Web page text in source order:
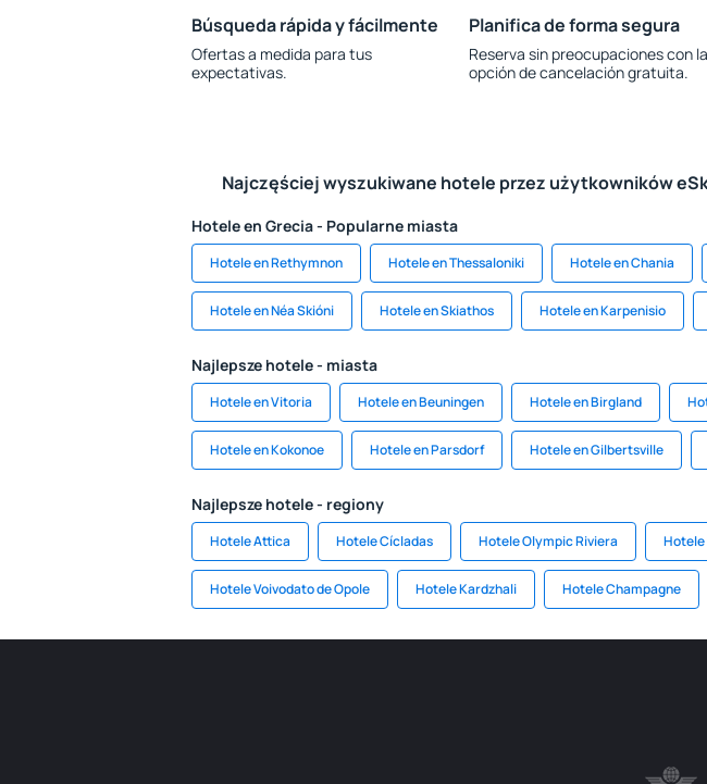
Búsqueda rápida y fácilmente
Ofertas a medida para tus
expectativas.
Planifica de forma segura
Reserva sin preocupaciones con la
opción de cancelación gratuita.
Najczęściej wyszukiwane hotele przez użytkowników
Hotele en Grecia - Popularne miasta
Hotele en Rethymnon Hotele en Thessaloniki Hotele en Chania
Hotele en Néa Skióni Hotele en Skiathos Hotele en Karpenisio
Najlepsze hotele - miasta
Hotele en Vitoria Hotele en Beuningen Hotele en Birgland
Hotele en Kokonoe Hotele en Parsdorf Hotele en Gilbertsville
Najlepsze hotele - regiony
Hotele Attica Hotele Cícladas Hotele Olympic Riviera Hotele
Hotele Voivodato de Opole Hotele Kardzhali Hotele Champagne